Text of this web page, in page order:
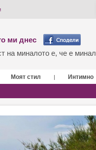
ми днес
на миналото е, че е
Моят стил | Интимно